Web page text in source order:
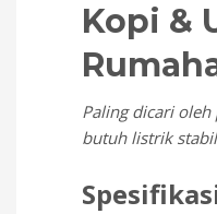
Kopi &
Paling dicari
butuh listrik